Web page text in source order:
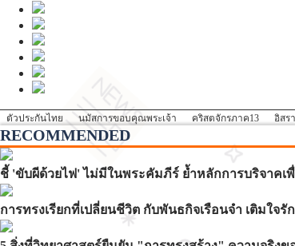
ตัวประกันไทย นมัสการขอบคุณพระเจ้า คริสตจักรภาค13 อิสร
RECOMMENDED
ชี้ 'ขับผีด้วยไฟ' ไม่มีในพระคัมภีร์ ย้ำหลักการบริจาค
การทรงเรียกที่เปลี่ยนชีวิต กับพันธกิจเรือนจำ เติมใจรัก